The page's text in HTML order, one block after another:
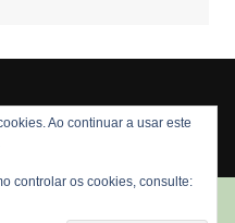
os direitos reservados
Ao continuar a usar este
controlar os cookies, consulte: